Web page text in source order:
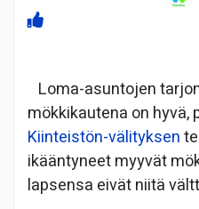
Loma-asuntojen
mökkikautena on hyvä,
Kiinteistön-välityksen
ikääntyneet myyvät
lapsensa eivät niitä